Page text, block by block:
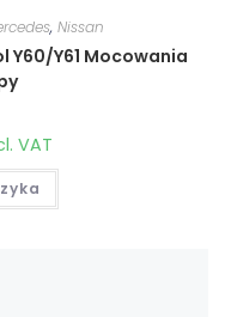
, Nissan
Y60/Y61 Mocowania
VAT